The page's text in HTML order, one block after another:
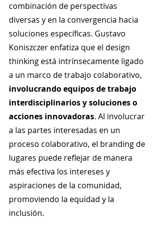
combinación de perspectivas
diversas y en la convergencia hacia
soluciones específicas. Gustavo
Koniszczer enfatiza que el design
thinking está intrínsecamente ligado
a un marco de trabajo colaborativo,
involucrando equipos de trabajo
interdisciplinarios y soluciones o
acciones innovadoras. Al involucrar
a las partes interesadas en un
proceso colaborativo, el branding de
lugares puede reflejar de manera
más efectiva los intereses y
aspiraciones de la comunidad,
promoviendo la equidad y la
inclusión.